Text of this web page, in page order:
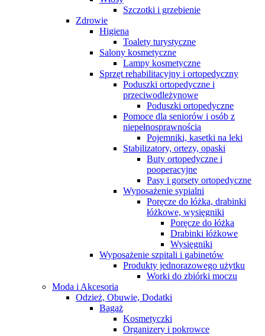
Szczotki i grzebienie
Zdrowie
Higiena
Toalety turystyczne
Salony kosmetyczne
Lampy kosmetyczne
Sprzęt rehabilitacyjny i ortopedyczny
Poduszki ortopedyczne i
przeciwodleżynowe
Poduszki ortopedyczne
Pomoce dla seniorów i osób z
niepełnosprawnością
Pojemniki, kasetki na leki
Stabilizatory, ortezy, opaski
Buty ortopedyczne i
pooperacyjne
Pasy i gorsety ortopedyczne
Wyposażenie sypialni
Poręcze do łóżka, drabinki
łóżkowe, wysięgniki
Poręcze do łóżka
Drabinki łóżkowe
Wysięgniki
Wyposażenie szpitali i gabinetów
Produkty jednorazowego użytku
Worki do zbiórki moczu
Moda i Akcesoria
Odzież, Obuwie, Dodatki
Bagaż
Kosmetyczki
Organizery i pokrowce